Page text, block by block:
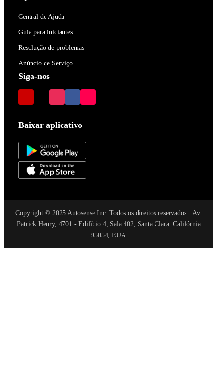
Central de Ajuda
Guia para iniciantes
Resolução de problemas
Anúncio de Serviço
Siga-nos
Baixar aplicativo
Copyright © 2025 Autosense Inc. Todos os direitos reservados · Av.
Patrick Henry, 4701 - Edifício 4, Sala 402, Santa Clara, Califórnia
95054, EUA